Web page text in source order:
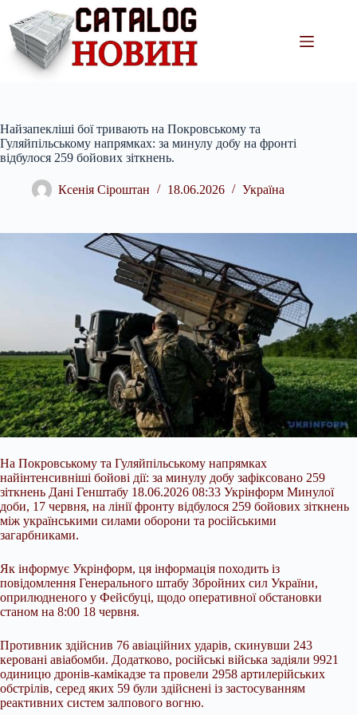
вмісту
Найзапекліші бої тривають на Покровському та
Гуляйпільському напрямках: за минулу добу на фронті
відбулося 259 бойових зіткнень.
Ксенія Сіроштан 18.06.2026 Україна
На Покровському та Гуляйпільському напрямках
найінтенсивніші бойові дії: за минулу добу зафіксовано 259
зіткнень Дані Генштабу 18.06.2026 08:33 Укрінформ Минулої
доби, 17 червня, на лінії фронту відбулося 259 бойових зіткнень
між українськими силами оборони та російськими
загарбниками.
Як інформує Укрінформ, ця інформація походить із
повідомлення Генерального штабу Збройних сил України,
оприлюдненого у Фейсбуці, щодо оперативної обстановки
станом на 8:00 18 червня.
Противник здійснив 76 авіаційних ударів, скинувши 243
керовані авіабомби. Додатково, російські війська задіяли 9921
одиницю дронів-камікадзе та провели 2958 артилерійських
обстрілів, серед яких 59 були здійснені із застосуванням
реактивних систем залпового вогню.